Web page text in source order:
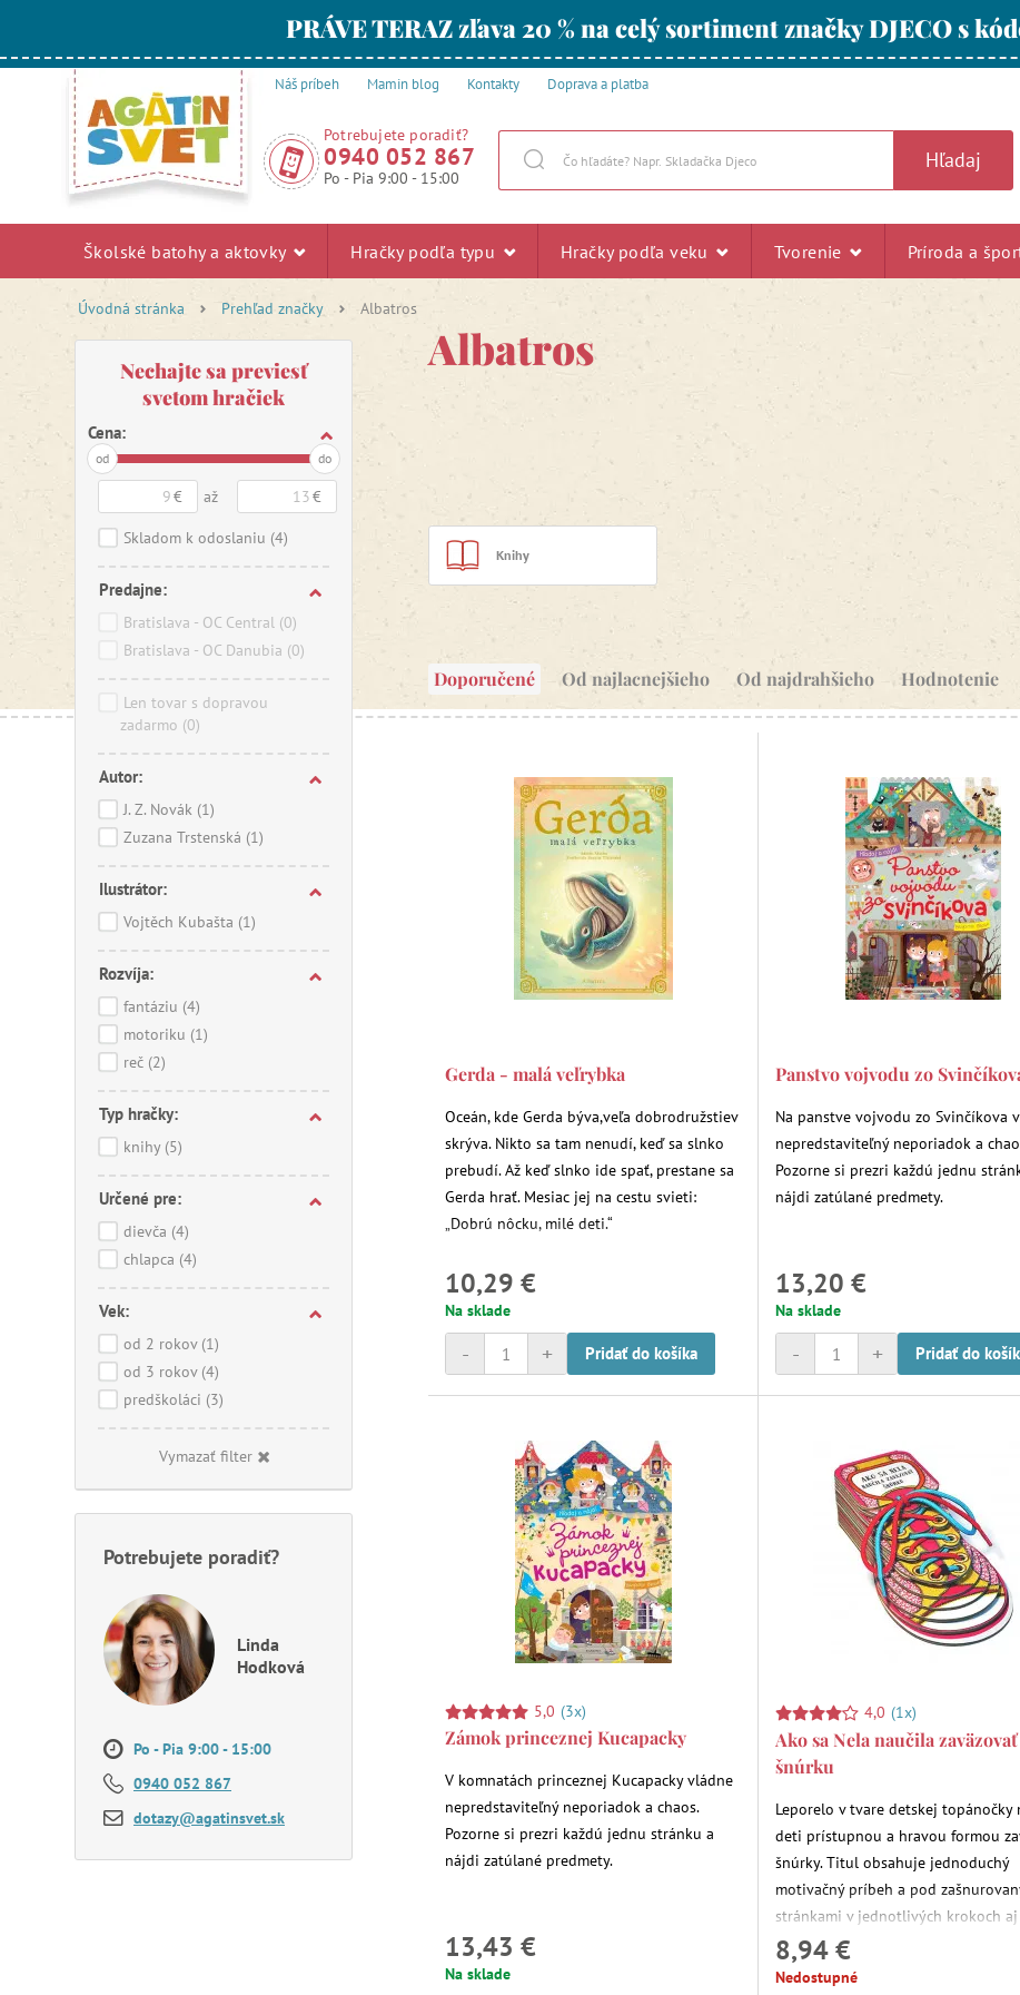
PRÁVE TERAZ zľava 20 % na celý sortiment značky DJECO s
Náš príbeh Mamin blog Kontakty Doprava a platba
Potrebujete poradiť?
0940 052 867
Po - Pia 9:00 - 15:00
Hľadaj
Školské batohy a aktovky Hračky podľa typu Hračky podľa veku Tvorenie Príroda a
Úvodná stránka Prehľad značky Albatros
Nechajte sa previesť
svetom hračiek
Cena:
od do
€ až €
Skladom k odoslaniu (4)
Predajne:
Bratislava - OC Central (0)
Bratislava - OC Danubia (0)
Len tovar s dopravou
zadarmo (0)
Autor:
J. Z. Novák (1)
Zuzana Trstenská (1)
Ilustrátor:
Vojtěch Kubašta (1)
Rozvíja:
fantáziu (4)
motoriku (1)
reč (2)
Typ hračky:
knihy (5)
Určené pre:
dievča (4)
chlapca (4)
Vek:
od 2 rokov (1)
od 3 rokov (4)
predškoláci (3)
Vymazať filter
Potrebujete poradiť?
Linda
Hodková
Po - Pia 9:00 - 15:00
0940 052 867
dotazy@agatinsvet.sk
Albatros
Knihy
Doporučené Od najlacnejšieho Od najdrahšieho Hodnotenie
Gerda - malá veľrybka
Oceán, kde Gerda býva,veľa dobrodružstiev
skrýva. Nikto sa tam nenudí, keď sa slnko
prebudí. Až keď slnko ide spať, prestane sa
Gerda hrať. Mesiac jej na cestu svieti:
„Dobrú nôcku, milé deti.“
10,29 €
Na sklade
+
- Pridať do košíka
Panstvo vojvodu zo
Na panstve vojvodu zo Svinčíkova
nepredstaviteľný neporiadok a
Pozorne si prezri každú jednu
nájdi zatúlané predmety.
13,20 €
Na sklade
+
- Pridať do
5,0 (3x)
Zámok princeznej Kucapacky
V komnatách princeznej Kucapacky vládne
nepredstaviteľný neporiadok a chaos.
Pozorne si prezri každú jednu stránku a
nájdi zatúlané predmety.
13,43 €
Na sklade
4,0 (1x)
Ako sa Nela naučila zaväzovať
šnúrku
Leporelo v tvare detskej topánočky
deti prístupnou a hravou formou
šnúrky. Titul obsahuje jednoduchý
motivačný príbeh a pod
stránkami v jednotlivých krokoch aj
ilustrovaný návod.
8,94 €
Nedostupné